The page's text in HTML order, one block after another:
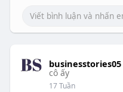
businesstories05
cô ấy
17 Tuần